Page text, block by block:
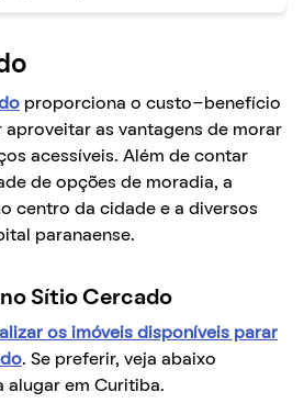
proporciona o custo-benefício
aproveitar as vantagens de morar
acessíveis. Além de contar
de opções de moradia, a
centro da cidade e a diversos
paranaense.
Sítio Cercado
os imóveis disponíveis parar
. Se preferir, veja abaixo
alugar em Curitiba.